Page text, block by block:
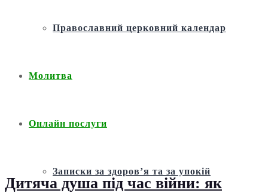
Православний церковний календар
Молитва
Онлайн послуги
Записки за здоров’я та за упокій
Дитяча душа під час війни: як